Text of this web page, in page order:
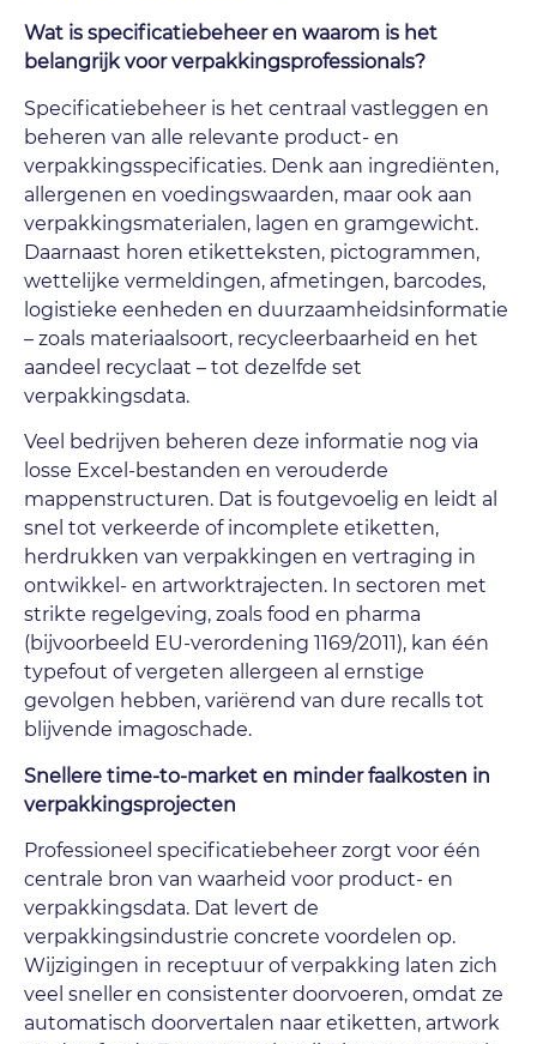
Wat is specificatiebeheer en waarom is het
belangrijk voor verpakkingsprofessionals?
Specificatiebeheer is het centraal vastleggen en
beheren van alle relevante product- en
verpakkingsspecificaties. Denk aan ingrediënten,
allergenen en voedingswaarden, maar ook aan
verpakkingsmaterialen, lagen en gramgewicht.
Daarnaast horen etiketteksten, pictogrammen,
wettelijke vermeldingen, afmetingen, barcodes,
logistieke eenheden en duurzaamheidsinformatie
– zoals materiaalsoort, recycleerbaarheid en het
aandeel recyclaat – tot dezelfde set
verpakkingsdata.
Veel bedrijven beheren deze informatie nog via
losse Excel-bestanden en verouderde
mappenstructuren. Dat is foutgevoelig en leidt al
snel tot verkeerde of incomplete etiketten,
herdrukken van verpakkingen en vertraging in
ontwikkel- en artworktrajecten. In sectoren met
strikte regelgeving, zoals food en pharma
(bijvoorbeeld EU-verordening 1169/2011), kan één
typefout of vergeten allergeen al ernstige
gevolgen hebben, variërend van dure recalls tot
blijvende imagoschade.
Snellere time-to-market en minder faalkosten in
verpakkingsprojecten
Professioneel specificatiebeheer zorgt voor één
centrale bron van waarheid voor product- en
verpakkingsdata. Dat levert de
verpakkingsindustrie concrete voordelen op.
Wijzigingen in receptuur of verpakking laten zich
veel sneller en consistenter doorvoeren, omdat ze
automatisch doorvertalen naar etiketten, artwork